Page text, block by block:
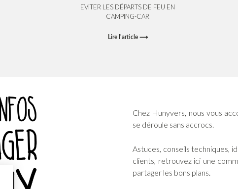
EVITER LES DÉPARTS DE FEU EN
CAMPING-CAR
Lire l'article ⟶
Chez Hunyvers, nous vous
se déroule sans accrocs.
Astuces, conseils techniques,
clients, retrouvez ici une
partager les bons plans.